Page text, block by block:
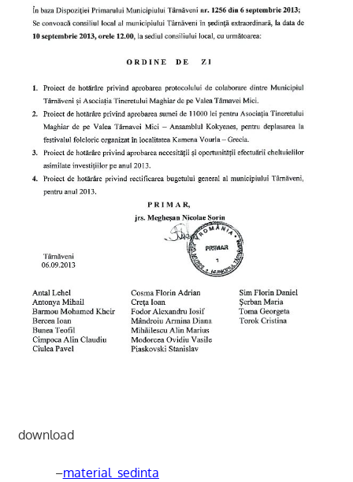
download
–material_sedinta